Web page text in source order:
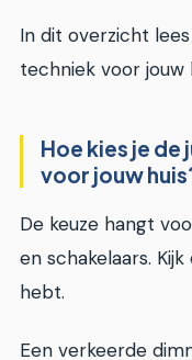
In dit overzicht
techniek voor jouw
Hoe kies je de
voor jouw
De keuze hangt
en schakelaars.
hebt.
Een verkeerde